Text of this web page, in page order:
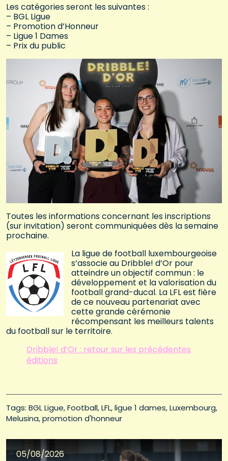
Les catégories seront les suivantes :
– BGL Ligue
– Promotion d’Honneur
– Ligue 1 Dames
– Prix du public
Toutes les informations concernant les inscriptions
(sur invitation) seront communiquées dès la semaine
prochaine.
La ligue de football luxembourgeoise
s’associe au Dribble! d’Or pour
atteindre un objectif commun : le
développement et la valorisation du
football grand-ducal. La LFL est fière
de ce nouveau partenariat avec
cette grande cérémonie
récompensant les meilleurs talents
du football sur le territoire.
Dribble! d’Or : retour sur les précédentes
éditions
Tags: BGL Ligue Football LFL ligue 1 dames Luxembourg
Melusina promotion d'honneur
05/08/2026